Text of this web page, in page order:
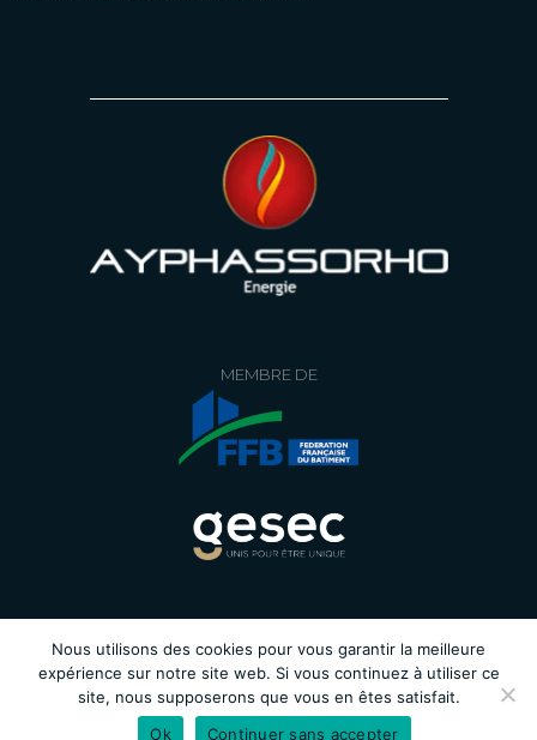
MEMBRE DE
©AYPHASSORHO – Tous droits
réservés /Mentions légales/
Nous utilisons des cookies pour vous garantir la meilleure
expérience sur notre site web. Si vous continuez à utiliser ce
site, nous supposerons que vous en êtes satisfait.
Ok
Continuer sans accepter